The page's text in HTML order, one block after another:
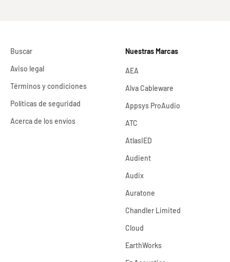
Buscar
Aviso legal
Términos y condiciones
Políticas de seguridad
Acerca de los envíos
Nuestras Marcas
AEA
Alva Cableware
Appsys ProAudio
ATC
AtlasIED
Audient
Audix
Auratone
Chandler Limited
Cloud
EarthWorks